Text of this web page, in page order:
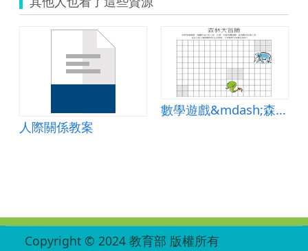
人際關係教案
數學遊戲&mdash;森林大冒險
Copyright © 2024 教育部 版權所有